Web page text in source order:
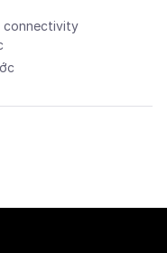
connectivity